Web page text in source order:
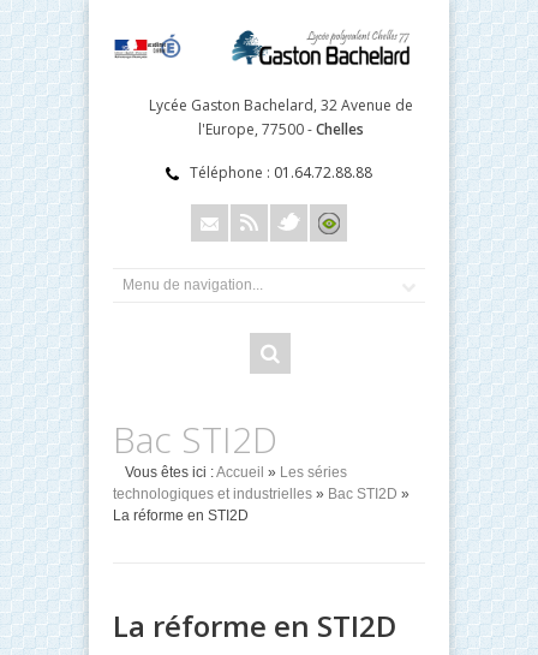
Lycée Gaston Bachelard, 32 Avenue de
l'Europe, 77500 -Chelles
Téléphone : 01.64.72.88.88
Bac STI2D
Vous êtes ici :Accueil » Les séries
technologiques et industrielles » Bac STI2D »
La réforme en STI2D
La réforme en STI2D